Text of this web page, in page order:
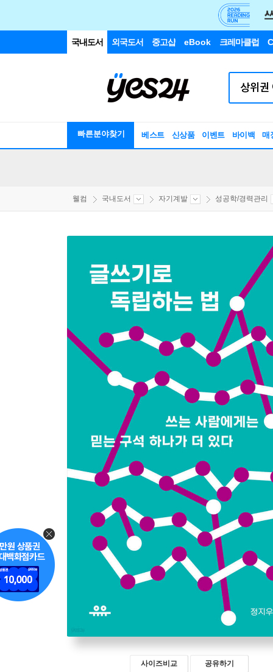
국내도서 외국도서 중고샵 eBook 크레마클럽
빠른분야찾기 베스트 신상품 이벤트 바이백 매
웰컴 국내도서 자기계발 성공학/경력관리
사이즈비교 공유하기